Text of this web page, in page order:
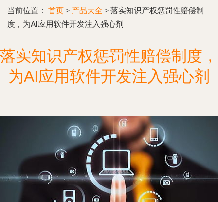
当前位置： 首页 > 产品大全 > 落实知识产权惩罚性赔偿制
度，为AI应用软件开发注入强心剂
落实知识产权惩罚性赔偿制度，
为AI应用软件开发注入强心剂